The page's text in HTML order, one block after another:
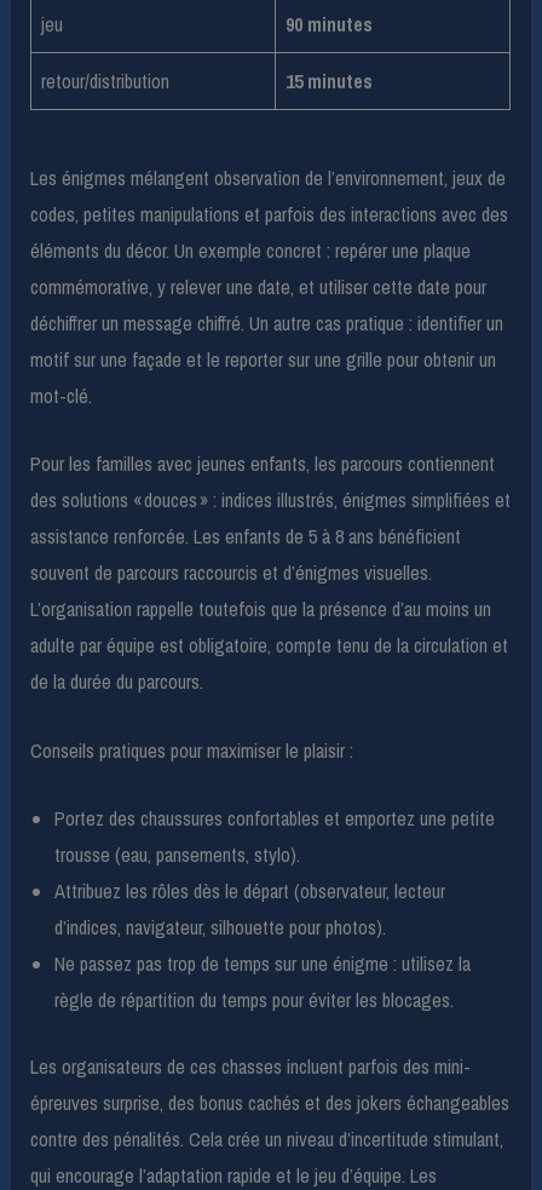
jeu 90 minutes
retour/distribution 15 minutes
Les énigmes mélangent observation de l’environnement, jeux de
codes, petites manipulations et parfois des interactions avec des
éléments du décor. Un exemple concret : repérer une plaque
commémorative, y relever une date, et utiliser cette date pour
déchiffrer un message chiffré. Un autre cas pratique : identifier un
motif sur une façade et le reporter sur une grille pour obtenir un
mot-clé.
Pour les familles avec jeunes enfants, les parcours contiennent
des solutions « douces » : indices illustrés, énigmes simplifiées et
assistance renforcée. Les enfants de 5 à 8 ans bénéficient
souvent de parcours raccourcis et d’énigmes visuelles.
L’organisation rappelle toutefois que la présence d’au moins un
adulte par équipe est obligatoire, compte tenu de la circulation et
de la durée du parcours.
Conseils pratiques pour maximiser le plaisir :
Portez des chaussures confortables et emportez une petite
trousse (eau, pansements, stylo).
Attribuez les rôles dès le départ (observateur, lecteur
d’indices, navigateur, silhouette pour photos).
Ne passez pas trop de temps sur une énigme : utilisez la
règle de répartition du temps pour éviter les blocages.
Les organisateurs de ces chasses incluent parfois des mini-
épreuves surprise, des bonus cachés et des jokers échangeables
contre des pénalités. Cela crée un niveau d’incertitude stimulant,
qui encourage l’adaptation rapide et le jeu d’équipe. Les